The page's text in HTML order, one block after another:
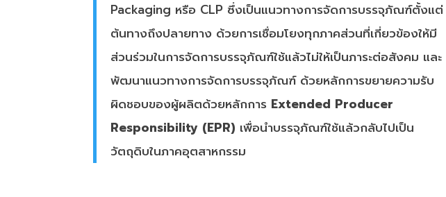
Packaging หรือ CLP ซึ่งเป็นแนวทางการจัดการบรรจุภัณฑ์ตั้งแต่
ต้นทางถึงปลายทาง ด้วยการเชื่อมโยงทุกภาคส่วนที่เกี่ยวข้องให้มี
ส่วนร่วมในการจัดการบรรจุภัณฑ์ใช้แล้วไม่ให้เป็นภาระต่อสังคม และ
พัฒนาแนวทางการจัดการบรรจุภัณฑ์ ด้วยหลักการขยายความรับ
ผิดชอบของผู้ผลิตด้วยหลักการ Extended Producer
Responsibility (EPR) เพื่อนำบรรจุภัณฑ์ใช้แล้วกลับไปเป็น
วัตถุดิบในภาคอุตสาหกรรม